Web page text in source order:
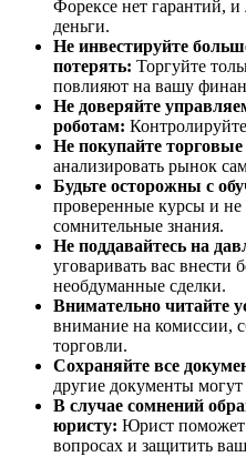
Форексе нет гарантий,
деньги.
Не инвестируйте
потерять: Торгуйте
повлияют на вашу
Не доверяйте
роботам:
Не покупайте
анализировать рынок
Будьте осторожны с
проверенные курсы и не
сомнительные знания.
Не поддавайтесь на
уговаривать вас внести
необдуманные сделки.
Внимательно читайте
внимание на комиссии,
торговли.
Сохраняйте все
другие документы могут
В случае сомнений
юристу: Юрист поможет
вопросах и защитить